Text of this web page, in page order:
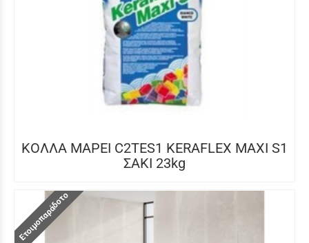
ΚΟΛΛΑ MAPEI C2TES1 KERAFLEX MAXI S1
ΣΑΚΙ 23kg
Ετοιμοπαράδοτο